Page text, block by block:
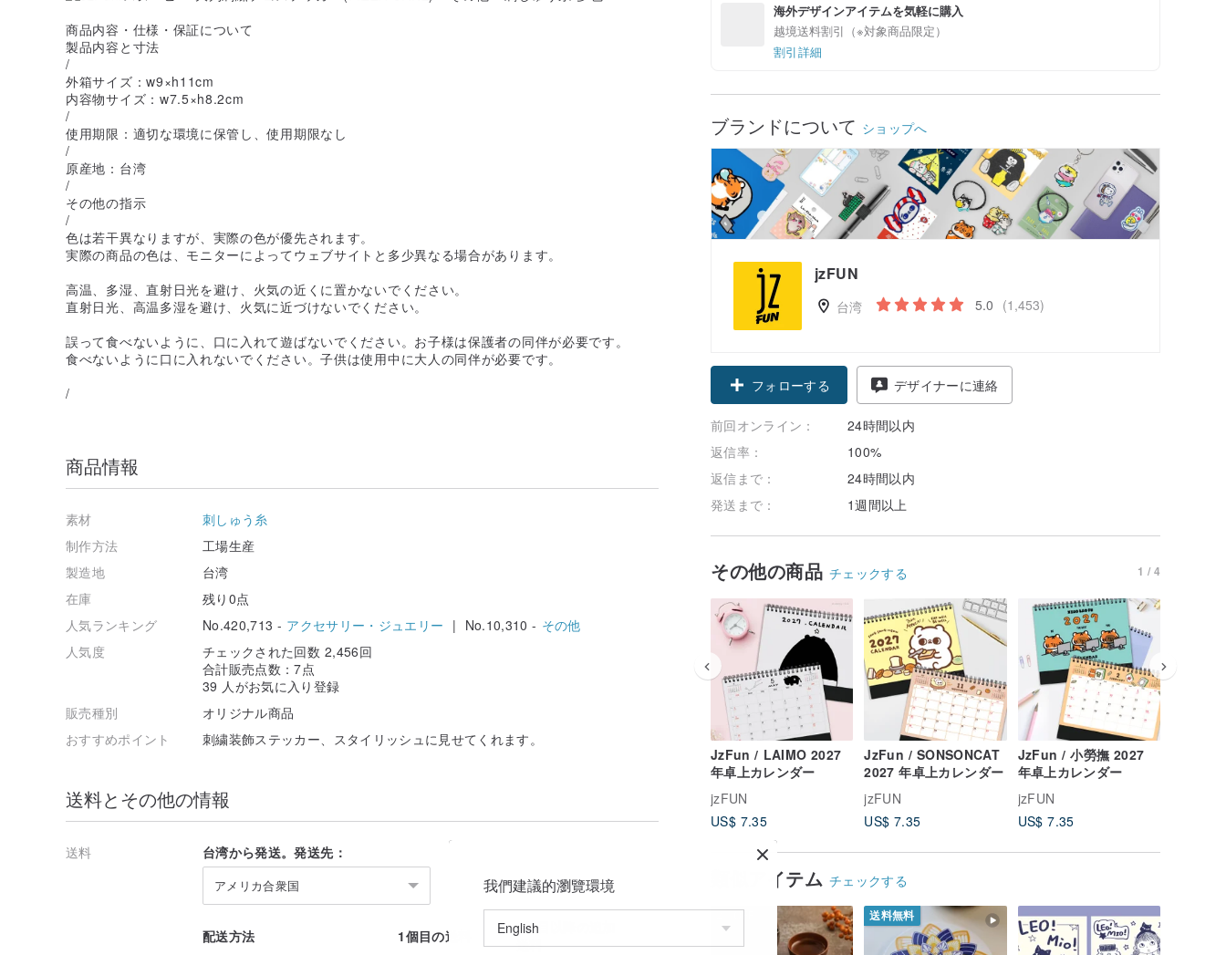
海外デザインアイテムを気軽に購入
越境送料割引（※対象商品限定）
割引詳細
ブランドについて ショップへ
jzFUN
台湾 5.0 (1,453)
フォローする デザイナーに連絡
前回オンライン：
24時間以内
返信率：
100%
返信まで：
24時間以内
発送まで：
1週間以上
その他の商品 チェックする 1 / 4
JzFun / LAIMO 2027
年卓上カレンダー
jzFUN
US$ 7.35
JzFun / SONSONCAT
2027 年卓上カレンダー
jzFUN
US$ 7.35
JzFun / 小勞撫 2027
年卓上カレンダー
jzFUN
US$ 7.35
類似アイテム チェックする
送料無料
商品内容・仕様・保証について
製品内容と寸法
/
外箱サイズ：w9×h11cm
内容物サイズ：w7.5×h8.2cm
/
使用期限：適切な環境に保管し、使用期限なし
/
原産地：台湾
/
その他の指示
/
色は若干異なりますが、実際の色が優先されます。
実際の商品の色は、モニターによってウェブサイトと多少異なる場合があります。
高温、多湿、直射日光を避け、火気の近くに置かないでください。
直射日光、高温多湿を避け、火気に近づけないでください。
誤って食べないように、口に入れて遊ばないでください。お子様は保護者の同伴が必要です。
食べないように口に入れないでください。子供は使用中に大人の同伴が必要です。
/
商品情報
素材
刺しゅう糸
制作方法
工場生産
製造地
台湾
在庫
残り0点
人気ランキング
No.420,713 - アクセサリー・ジュエリー | No.10,310 - その他
人気度
チェックされた回数 2,456回
合計販売点数：7点
39 人がお気に入り登録
販売種別
オリジナル商品
おすすめポイント
刺繍装飾ステッカー、スタイリッシュに見せてくれます。
送料とその他の情報
送料 台湾から発送。発送先：
アメリカ合衆国
配送方法 1個目の送料
2個目以降の追加
送料
我們建議的瀏覽環境